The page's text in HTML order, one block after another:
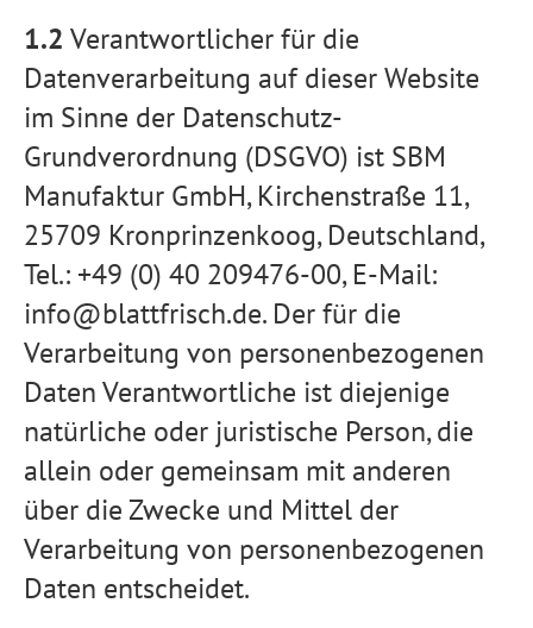
1.2 Verantwortlicher für die
Datenverarbeitung auf dieser Website
im Sinne der Datenschutz-
Grundverordnung (DSGVO) ist SBM
Manufaktur GmbH, Kirchenstraße 11,
25709 Kronprinzenkoog, Deutschland,
Tel.: +49 (0) 40 209476-00, E-Mail:
info@blattfrisch.de. Der für die
Verarbeitung von personenbezogenen
Daten Verantwortliche ist diejenige
natürliche oder juristische Person, die
allein oder gemeinsam mit anderen
über die Zwecke und Mittel der
Verarbeitung von personenbezogenen
Daten entscheidet.